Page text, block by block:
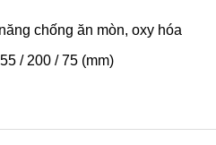
chống ăn mòn, oxy hóa
/ 200 / 75 (mm)